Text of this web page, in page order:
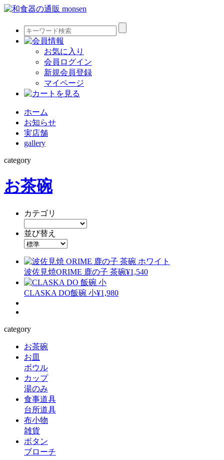
お気に入り
会員ログイン
新規会員登録
マイページ
ホーム
お知らせ
実店舗
gallery
category
お茶碗
カテゴリ
並び替え
波佐見焼ORIME 鹿の子 茶碗¥1,540
CLASKA DO飯碗 小¥1,980
category
お茶碗
お皿
ボウル
カップ
湯のみ
食事道具
台所道具
布小物
雑貨
ボタン
ブローチ